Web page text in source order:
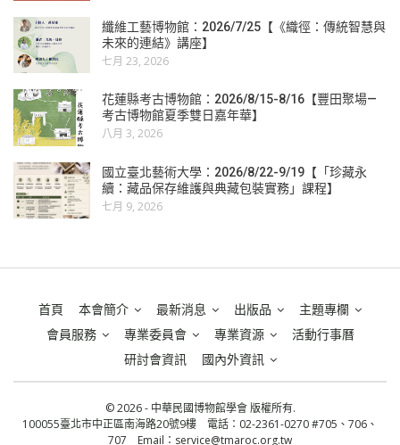
纖維工藝博物館：2026/7/25【《織徑：傳統智慧與
未來的連結》講座】
七月 23, 2026
花蓮縣考古博物館：2026/8/15-8/16【豐田聚場—
考古博物館夏季雙日嘉年華】
八月 3, 2026
國立臺北藝術大學：2026/8/22-9/19【「珍藏永
續：藏品保存維護與典藏包裝實務」課程】
七月 9, 2026
首頁 本會簡介 最新消息 出版品
主題專欄
會員服務
專業委員會 專業資源
活動行事曆
研討會資訊
國內外資訊
© 2026 - 中華民國博物館學會 版權所有.
100055臺北市中正區南海路20號9樓 電話：02-2361-0270 #705、706、
707 Email： service@tmaroc.org.tw